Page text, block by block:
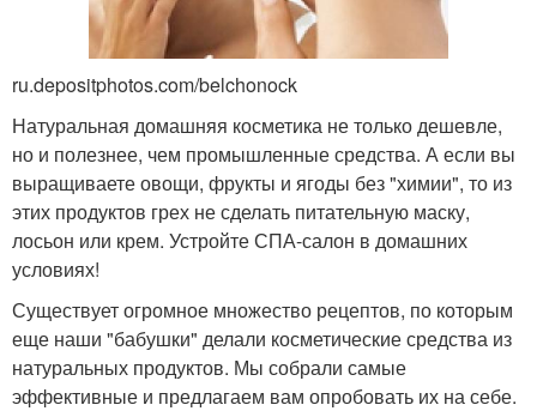
ru.depositphotos.com/belchonock
Натуральная домашняя косметика не только дешевле,
но и полезнее, чем промышленные средства. А если вы
выращиваете овощи, фрукты и ягоды без "химии", то из
этих продуктов грех не сделать питательную маску,
лосьон или крем. Устройте СПА-салон в домашних
условиях!
Существует огромное множество рецептов, по которым
еще наши "бабушки" делали косметические средства из
натуральных продуктов. Мы собрали самые
эффективные и предлагаем вам опробовать их на себе.